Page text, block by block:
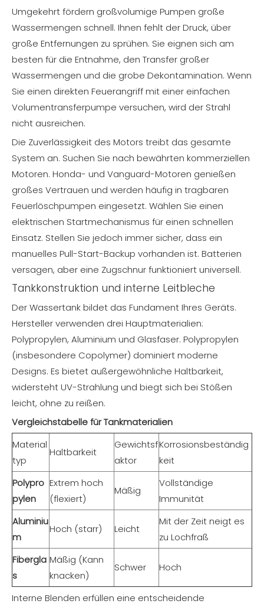
Umgekehrt fördern großvolumige Pumpen große
Wassermengen schnell. Ihnen fehlt der Druck, über
große Entfernungen zu sprühen. Sie eignen sich am
besten für die Entnahme, den Transfer großer
Wassermengen und die grobe Dekontamination. Wenn
Sie einen direkten Feuerangriff mit einer einfachen
Volumentransferpumpe versuchen, wird der Strahl
nicht ausreichen.
Die Zuverlässigkeit des Motors treibt das gesamte
System an. Suchen Sie nach bewährten kommerziellen
Motoren. Honda- und Vanguard-Motoren genießen
großes Vertrauen und werden häufig in tragbaren
Feuerlöschpumpen eingesetzt. Wählen Sie einen
elektrischen Startmechanismus für einen schnellen
Einsatz. Stellen Sie jedoch immer sicher, dass ein
manuelles Pull-Start-Backup vorhanden ist. Batterien
versagen, aber eine Zugschnur funktioniert universell.
Tankkonstruktion und interne Leitbleche
Der Wassertank bildet das Fundament Ihres Geräts.
Hersteller verwenden drei Hauptmaterialien:
Polypropylen, Aluminium und Glasfaser. Polypropylen
(insbesondere Copolymer) dominiert moderne
Designs. Es bietet außergewöhnliche Haltbarkeit,
widersteht UV-Strahlung und biegt sich bei Stößen
leicht, ohne zu reißen.
Vergleichstabelle für Tankmaterialien
Material
typ
Haltbarkeit
Gewichtsf
aktor
Korrosionsbeständig
keit
Polypro
pylen
Extrem hoch
(flexiert)
Mäßig
Vollständige
Immunität
Aluminiu
m
Hoch (starr) Leicht
Mit der Zeit neigt es
zu Lochfraß
Fibergla
s
Mäßig (Kann
knacken)
Schwer Hoch
Interne Blenden erfüllen eine entscheidende